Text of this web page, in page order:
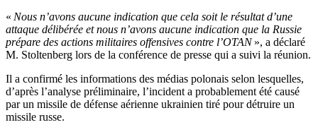
« Nous n’avons aucune indication que cela soit le résultat d’une
attaque délibérée et nous n’avons aucune indication que la Russie
prépare des actions militaires offensives contre l’OTAN», a déclaré
M. Stoltenberg lors de la conférence de presse qui a suivi la réunion.
Il a confirmé les informations des médias polonais selon lesquelles,
d’après l’analyse préliminaire, l’incident a probablement été causé
par un missile de défense aérienne ukrainien tiré pour détruire un
missile russe.